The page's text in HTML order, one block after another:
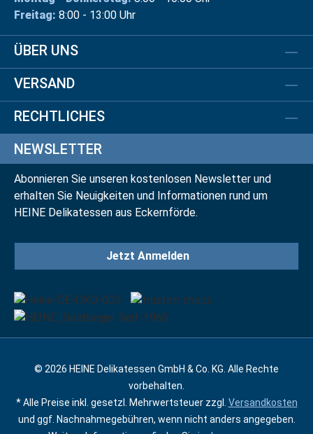
Freitag: 8:00 - 13:00 Uhr
ÜBER UNS
VERSAND
RECHTLICHES
NEWSLETTER
Abonnieren Sie unseren kostenlosen Newsletter und
erhalten Sie Neuigkeiten und Informationen rund um
HEINE Delikatessen aus Eckernförde.
Jetzt Anmelden
© 2026 HEINE Delikatessen GmbH & Co. KG. Alle Rechte
vorbehalten.
* Alle Preise inkl. gesetzl. Mehrwertsteuer zzgl. Versandkosten
und ggf. Nachnahmegebühren, wenn nicht anders angegeben.